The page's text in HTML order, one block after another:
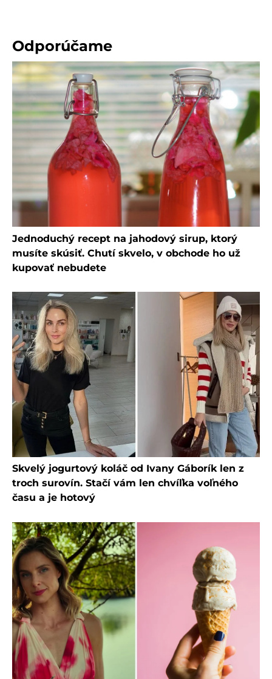
Odporúčame
Jednoduchý recept na jahodový sirup, ktorý
musíte skúsiť. Chutí skvelo, v obchode ho už
kupovať nebudete
Skvelý jogurtový koláč od Ivany Gáborík len z
troch surovín. Stačí vám len chvíľka voľného
času a je hotový